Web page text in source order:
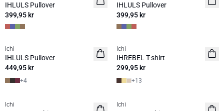
IHLULS Pullover
399,95 kr
IHLULS Pullover
399,95 kr
NYHET
Ichi
IHLULS Pullover
449,95 kr
+4
NYHET
Ichi
IHREBEL T-shirt
299,95 kr
+13
NYHET
Ichi NYHET
Ichi